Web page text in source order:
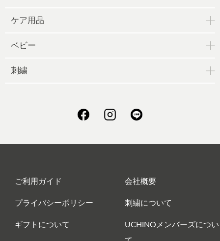
ケア用品
ベビー
刺繍
ご利用ガイド 会社概要
プライバシーポリシー 刺繍について
ギフトについて
UCHINOメンバーズについ